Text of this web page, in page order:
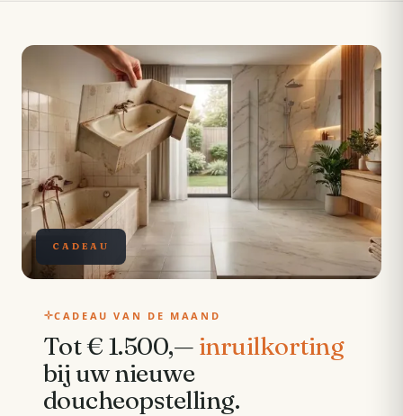
CADEAU
CADEAU VAN DE MAAND
Tot € 1.500,— inruilkorting
bij uw nieuwe
doucheopstelling.